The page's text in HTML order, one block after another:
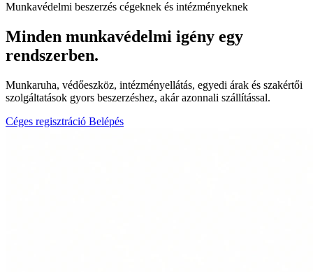
Munkavédelmi beszerzés cégeknek és intézményeknek
Minden munkavédelmi igény egy
rendszerben.
Munkaruha, védőeszköz, intézményellátás, egyedi árak és szakértői
szolgáltatások gyors beszerzéshez, akár azonnali szállítással.
Céges regisztráció Belépés